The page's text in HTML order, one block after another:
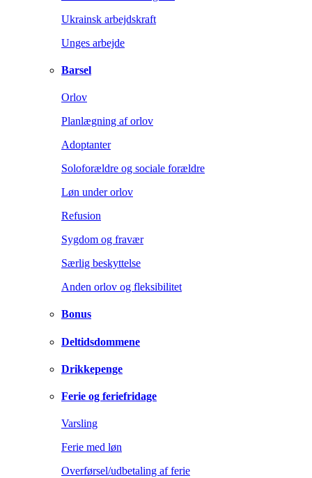
Ukrainsk arbejdskraft
Unges arbejde
Barsel
Orlov
Planlægning af orlov
Adoptanter
Soloforældre og sociale forældre
Løn under orlov
Refusion
Sygdom og fravær
Særlig beskyttelse
Anden orlov og fleksibilitet
Bonus
Deltidsdommene
Drikkepenge
Ferie og feriefridage
Varsling
Ferie med løn
Overførsel/udbetaling af ferie